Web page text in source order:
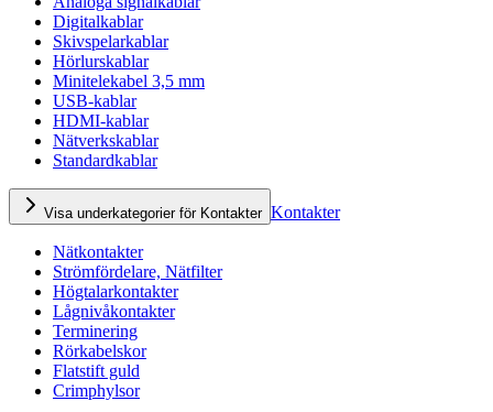
Digitalkablar
Skivspelarkablar
Hörlurskablar
Minitelekabel 3,5 mm
USB-kablar
HDMI-kablar
Nätverkskablar
Standardkablar
Visa underkategorier för Kontakter Kontakter
Nätkontakter
Strömfördelare, Nätfilter
Högtalarkontakter
Lågnivåkontakter
Terminering
Rörkabelskor
Flatstift guld
Crimphylsor